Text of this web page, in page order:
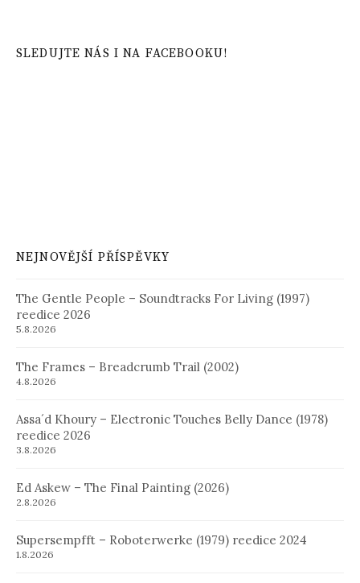
SLEDUJTE NÁS I NA FACEBOOKU!
NEJNOVĚJŠÍ PŘÍSPĚVKY
The Gentle People – Soundtracks For Living (1997)
reedice 2026
5.8.2026
The Frames – Breadcrumb Trail (2002)
4.8.2026
Assa´d Khoury – Electronic Touches Belly Dance (1978)
reedice 2026
3.8.2026
Ed Askew – The Final Painting (2026)
2.8.2026
Supersempfft – Roboterwerke (1979) reedice 2024
1.8.2026